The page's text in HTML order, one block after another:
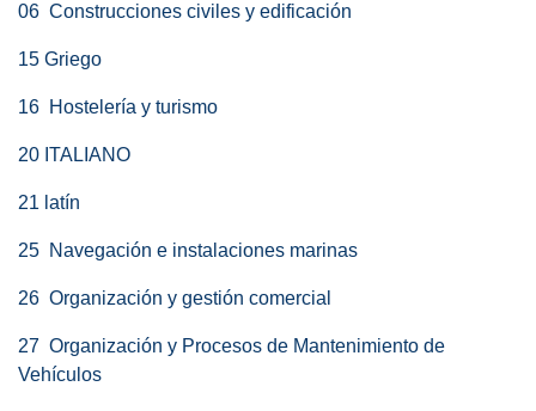
06 Construcciones civiles y edificación
15 Griego
16 Hostelería y turismo
20 ITALIANO
21 latín
25 Navegación e instalaciones marinas
26 Organización y gestión comercial
27 Organización y Procesos de Mantenimiento de
Vehículos